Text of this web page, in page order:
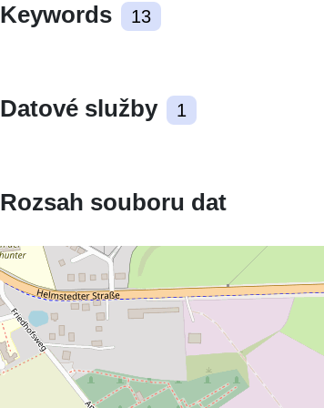
Keywords 13
Datové služby 1
Rozsah souboru dat